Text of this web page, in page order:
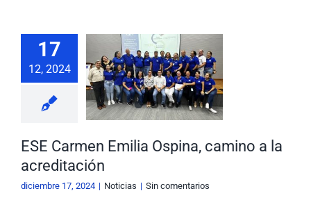
Rendición de Cuentas
Buscar:
Ayudas para Navegar
17
12, 2024
Carmen
Ospina,
a la
ESE Carmen Emilia Ospina, camino a la
acreditación
diciembre 17, 2024 | Noticias | Sin comentarios